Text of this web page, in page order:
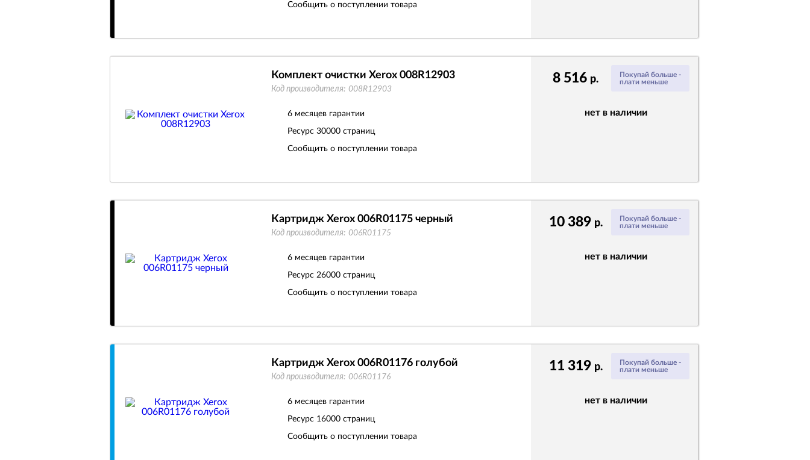
Сообщить о поступлении товара
Покупай больше -
плати меньше
8 516 р.
нет в наличии
Комплект очистки Xerox 008R12903
Код производителя: 008R12903
6 месяцев гарантии
Ресурс 30000 страниц
Сообщить о поступлении товара
Покупай больше -
плати меньше
10 389 р.
нет в наличии
Картридж Xerox 006R01175 черный
Код производителя: 006R01175
6 месяцев гарантии
Ресурс 26000 страниц
Сообщить о поступлении товара
Покупай больше -
плати меньше
11 319 р.
нет в наличии
Картридж Xerox 006R01176 голубой
Код производителя: 006R01176
6 месяцев гарантии
Ресурс 16000 страниц
Сообщить о поступлении товара